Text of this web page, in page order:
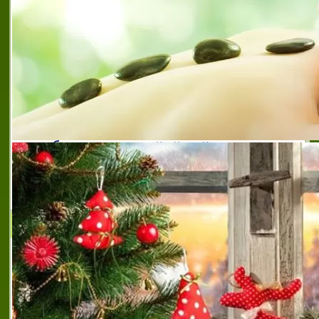
антицелулитен масаж шумен
поставяне на мигли шумен
услуги шумен
козметични терапии за лице шумен
лазерна епилация шумен
лечебно възстановителни и
арома масажи шумен
масажи за лице и тяло шумен,
предпочитан център за красота в шумен
препоръчан бутик за красота шумен
салон за красота шумен
красота шумен,препоръчани козметични
специалисти шумен
разнообразни и отпускащи масажи шумен
разнообразни козметични услуги шумен,релаксиращ
масаж на стъпала и длани шумен,стилен маникюр и
педикюр шумен,център за красота beauty code
център за релаксиращ масаж шумен, широка гама от
козметични услуги шумен
Аптека Ирис
Аптека ИРИС се намират в град Нови
пазар, пл. Раковски № 4. Предлага всичко
необходимо за вашето здраве. Работи по
сключен договор с НЗОК, предлага
пълната номенклатура лекарст